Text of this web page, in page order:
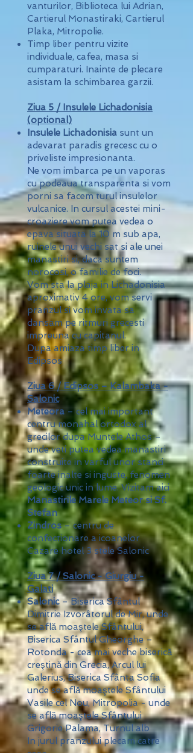
vanturilor, Biblioteca lui Adrian,
Cartierul Monastiraki, Cartierul
Plaka, Mitropolie.
Timp liber pentru vizite
individuale, cafea, masa si
cumparaturi. Inainte de plecare
asistam la schimbarea garzii.
Ziua 5 / Insulele Lichadonisia
(optional)
Insulele Lichadonisia sunt un
adevarat paradis grecesc cu o
priveliste impresionanta.
Ne vom imbarca pe un vaporas
cu podeaua transparenta si vom
porni sa facem turul insulelor
vulcanice. In cursul acestei mini-
croaziere vom putea vedea o
epava situata la 10 m sub apa,
ruinele unui vechi sat si ale unei
manastiri si, daca suntem
norocosi, o familie de foci.
Vom sta la plaja in Lichadonisia
aproximativ 4 ore, vom servi
pranzul si vom invata sa
dansam pe ritmuri grecesti
impreuna cu capitanul.
Dupa amiaza timp liber in
Edipsos
Ziua 6 / Edipsos – Kalambaka -
Salonic
Meteora – cel mai important
centru monahal ortodox al
grecilor dupa Muntele Athos –
unde veti putea vedea manastiri
construite in varful unor stanci
foarte inalte si inguste, fenomen
geologic unic in lume. Vizitam aici
Manastirile Marele Meteor si Sf.
Stefan
Zindros– centru de
confectionare a icoanelor
Cazare hotel 3 stele Salonic
Ziua 7 / Salonic - Giurgiu -
Galati
Salonic– Biserica Sfântul
Dimitrie Izvorâtorul de Mir, unde
se află moaştele Sfântului,
Biserica Sfântul Gheorghe –
Rotonda - cea mai veche biserică
creştină din Grecia, Arcul lui
Galerius, Biserica Sfânta Sofia
unde se află moaştele Sfântului
Vasile cel Nou, Mitropolia - unde
se află moaştele Sfântului
Grigorie Palama, Turnul alb
In jurul pranzului plecam catre